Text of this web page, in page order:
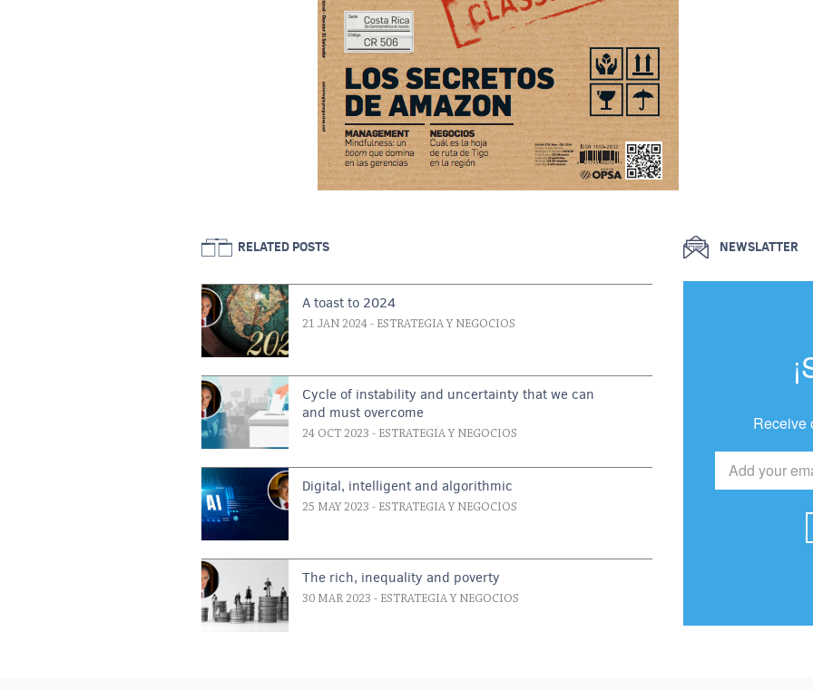
RELATED POSTS
A toast to 2024
21 JAN 2024 - ESTRATEGIA Y NEGOCIOS
Cycle of instability and uncertainty that we can
and must overcome
24 OCT 2023 - ESTRATEGIA Y NEGOCIOS
Digital, intelligent and algorithmic
25 MAY 2023 - ESTRATEGIA Y NEGOCIOS
The rich, inequality and poverty
30 MAR 2023 - ESTRATEGIA Y NEGOCIOS
NEWSLATTER
Receive